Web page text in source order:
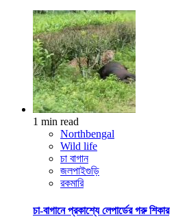
1 min read
Northbengal
Wild life
চা বাগান
জলপাইগুড়ি
রকমারি
চা-বাগানে প্রকাশ্যে লেপার্ডের গরু শিকার